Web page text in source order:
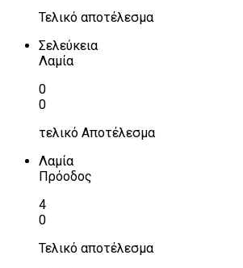
Τελικό αποτέλεσμα
Σελεύκεια
Λαμία
0
0
τελικό Αποτέλεσμα
Λαμία
Πρόοδος
4
0
Τελικό αποτέλεσμα